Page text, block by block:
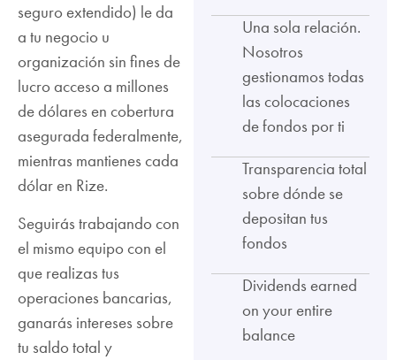
seguro extendido) le da
a tu negocio u
organización sin fines de
lucro acceso a millones
de dólares en cobertura
asegurada federalmente,
mientras mantienes cada
dólar en Rize.
Seguirás trabajando con
el mismo equipo con el
que realizas tus
operaciones bancarias,
ganarás intereses sobre
tu saldo total y
Una sola relación.
Nosotros
gestionamos todas
las colocaciones
de fondos por ti
Transparencia total
sobre dónde se
depositan tus
fondos
Dividends earned
on your entire
balance